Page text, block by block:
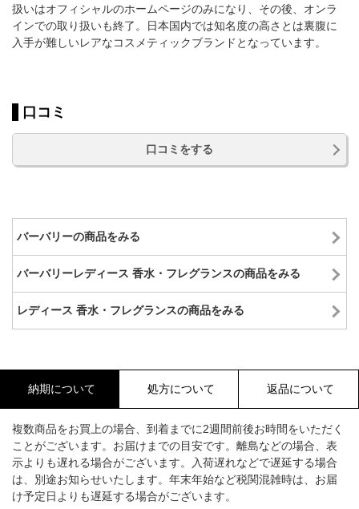
扱いはオフィシャルのホームページのみになり、その後、オンラ
インでの取り扱いも終了。日本国内では知名度の高さとは裏腹に
入手が難しいレアなコスメティックブランドとなっています。
口コミ
口コミをする
バーバリーの商品をみる
バーバリーレディース 香水・フレグランスの商品をみる
レディース 香水・フレグランスの商品をみる
納期について 処方について 返品について
複数商品をお買上の場合、到着までに2週間前後お時間をいただく
ことがございます。お届けまでの目安です。離島などの場合、表
示よりも遅れる場合がございます。入荷遅れなどで遅延する場合
は、別途お知らせいたします。年末年始など税関混雑時は、お届
け予定日よりも遅延する場合がございます。